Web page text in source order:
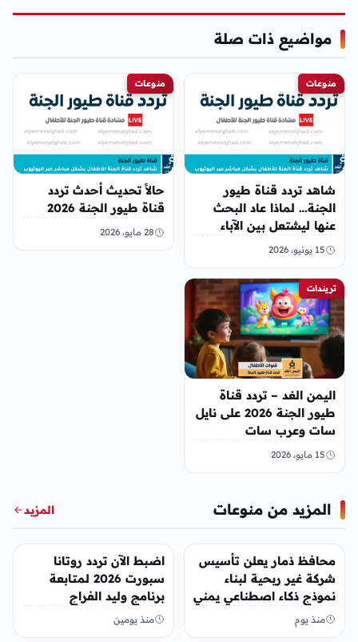
مواضيع ذات صلة
منوعات
شاهد تردد قناة طيور
الجنة… لماذا عاد البحث
عنها ليشتعل بين الآباء
فجأة؟
15 يونيو، 2026
منوعات
حالاً تحديث أحدث تردد
قناة طيور الجنة 2026
28 مايو، 2026
تريندات
اليمن الغد – تردد قناة
طيور الجنة 2026 على نايل
سات وعرب سات
15 مايو، 2026
المزيد من منوعات المزيد
منوعات
محافظ ذمار يعلن تأسيس
شركة غير ربحية لبناء
نموذج ذكاء اصطناعي يمني
منذ يوم
منوعات
اضبط الآن تردد روتانا
سبورت 2026 لمتابعة
برنامج وليد الفراج
منذ يومين